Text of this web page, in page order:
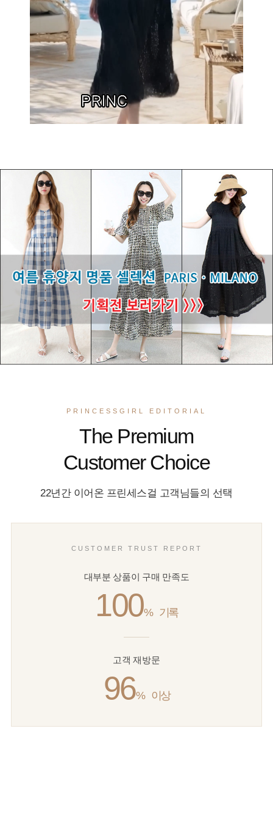
PRINCESSGIRL EDITORIAL
The Premium
Customer Choice
22년간 이어온 프린세스걸 고객님들의 선택
CUSTOMER TRUST REPORT
대부분 상품이 구매 만족도
100% 기록
고객 재방문
96% 이상